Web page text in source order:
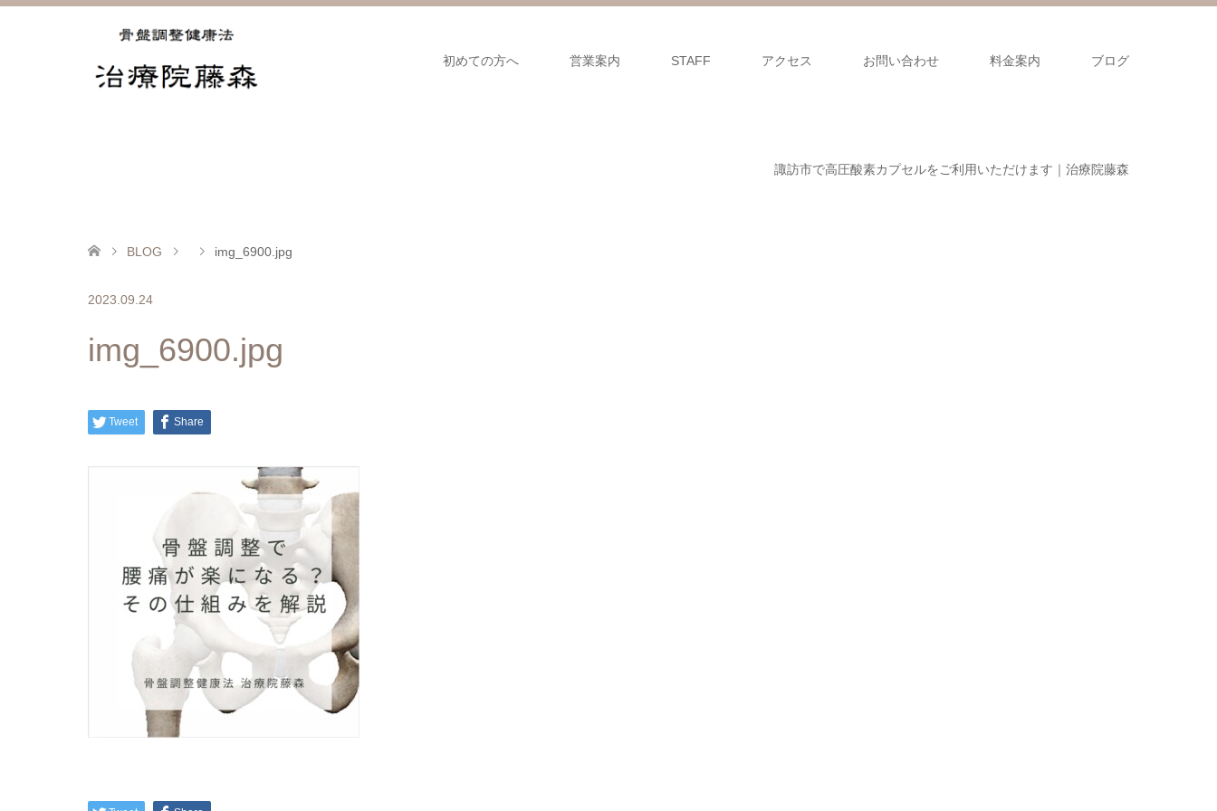
初めての方へ 営業案内 STAFF アクセス お問い合わせ 料金案内 ブログ
諏訪市で高圧酸素カプセルをご利用いただけます｜治療院藤森
BLOG img_6900.jpg
2023.09.24
img_6900.jpg
Tweet Share